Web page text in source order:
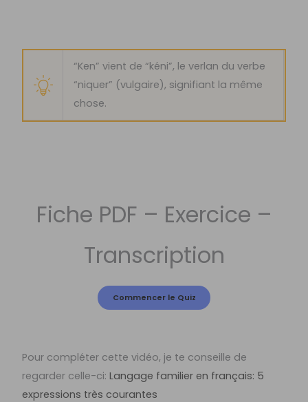
“Ken” vient de “kéni”, le verlan du verbe
“niquer” (vulgaire), signifiant la même
chose.
Fiche PDF – Exercice –
Transcription
Pour compléter cette vidéo, je te conseille de
regarder celle-ci:Langage familier en français: 5
expressions très courantes